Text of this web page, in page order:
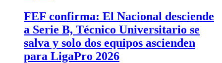
FEF confirma: El Nacional desciende
a Serie B, Técnico Universitario se
salva y solo dos equipos ascienden
para LigaPro 2026